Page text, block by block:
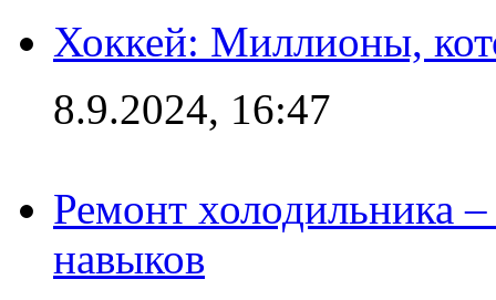
Хоккей: Миллионы,
8.9.2024, 16:47
Ремонт холодильника
навыков